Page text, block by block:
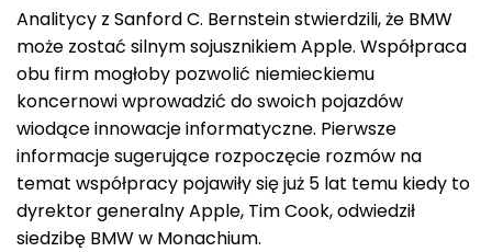
Analitycy z Sanford C. Bernstein stwierdzili, że BMW
może zostać silnym sojusznikiem Apple. Współpraca
obu firm mogłoby pozwolić niemieckiemu
koncernowi wprowadzić do swoich pojazdów
wiodące innowacje informatyczne. Pierwsze
informacje sugerujące rozpoczęcie rozmów na
temat współpracy pojawiły się już 5 lat temu kiedy to
dyrektor generalny Apple, Tim Cook, odwiedził
siedzibę BMW w Monachium.